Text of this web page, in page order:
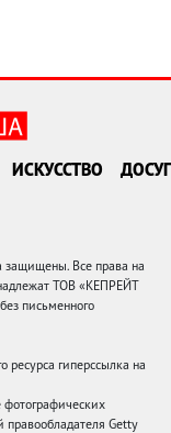
ИСКУССТВО ДОСУГ
Все права на
ТОВ «КЕПРЕЙТ
письменного
гиперссылка на
фотографических
Getty